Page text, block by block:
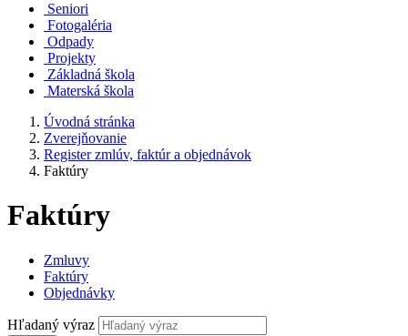
Seniori
Fotogaléria
Odpady
Projekty
Základná škola
Materská škola
Úvodná stránka
Zverejňovanie
Register zmlúv, faktúr a objednávok
Faktúry
Faktúry
Zmluvy
Faktúry
Objednávky
Hľadaný výraz